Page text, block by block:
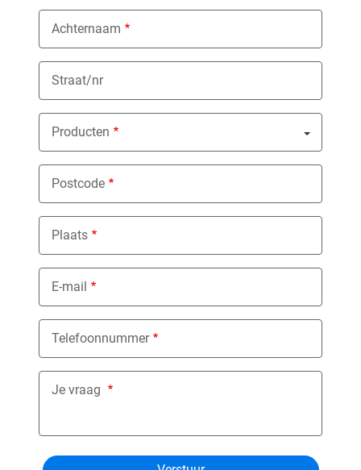
Achternaam
Straat/nr
Producten
Nothing selected
Postcode
Plaats
E-mail
Telefoonnummer
Je vraag